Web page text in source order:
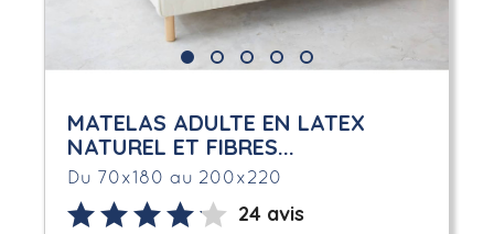
MATELAS ADULTE EN LATEX
NATUREL ET FIBRES...
Du 70x180 au 200x220
24 avis